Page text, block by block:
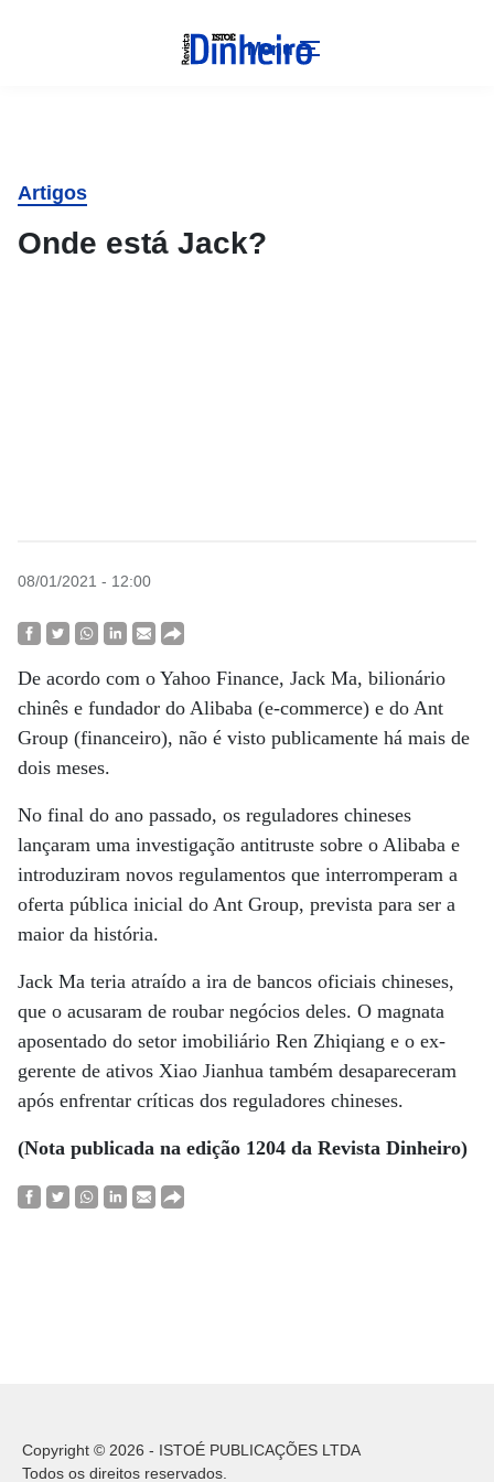
Menu
Artigos
Onde está Jack?
08/01/2021 - 12:00
De acordo com o Yahoo Finance, Jack Ma, bilionário
chinês e fundador do Alibaba (e-commerce) e do Ant
Group (financeiro), não é visto publicamente há mais de
dois meses.
No final do ano passado, os reguladores chineses
lançaram uma investigação antitruste sobre o Alibaba e
introduziram novos regulamentos que interromperam a
oferta pública inicial do Ant Group, prevista para ser a
maior da história.
Jack Ma teria atraído a ira de bancos oficiais chineses,
que o acusaram de roubar negócios deles. O magnata
aposentado do setor imobiliário Ren Zhiqiang e o ex-
gerente de ativos Xiao Jianhua também desapareceram
após enfrentar críticas dos reguladores chineses.
(Nota publicada na edição 1204 da Revista Dinheiro)
Copyright © 2026 - ISTOÉ PUBLICAÇÕES LTDA
Todos os direitos reservados.